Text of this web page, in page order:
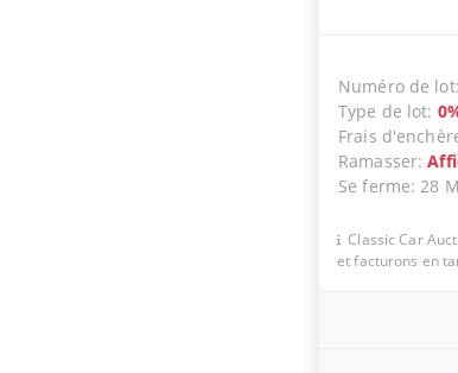
Numéro de lot:
Type de lot: 0
Frais
Ramasser:
Se ferme:28
Classic Car
et facturons en